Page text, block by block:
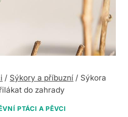
/ Sýkory a příbuzní / Sýkora
do zahrady
PTÁCI A PĚVCI